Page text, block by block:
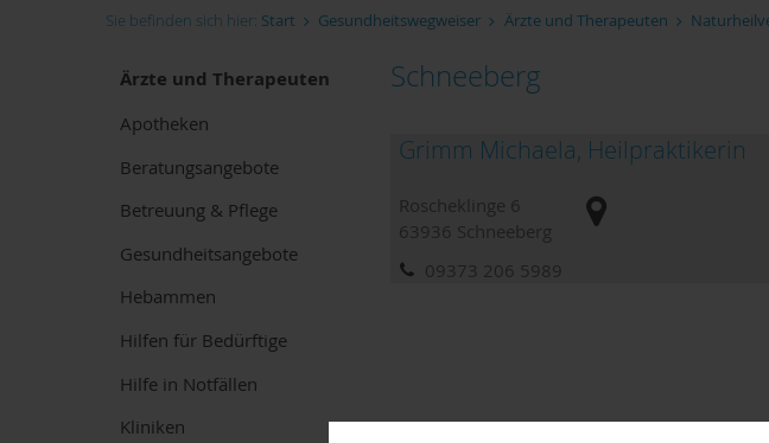
Sie befinden sich hier: Start Gesundheitswegweiser Ärzte und Therapeuten
Ärzte und Therapeuten
Apotheken
Beratungsangebote
Betreuung & Pflege
Gesundheitsangebote
Hebammen
Hilfen für Bedürftige
Hilfe in Notfällen
Kliniken
Schneeberg
Grimm Michaela, Heilpraktikerin
Roscheklinge 6
63936 Schneeberg
09373 206 5989